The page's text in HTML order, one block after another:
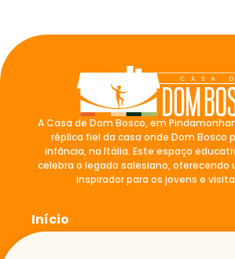
A Casa de Dom Bosco, em
réplica fiel da casa onde Dom Bosco
infância, na Itália. Este espaço
celebra o legado salesiano, oferecendo
inspirador para os jovens e
Início
A casa de Dom Bosco